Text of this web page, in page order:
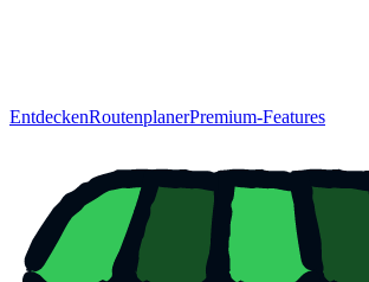
EntdeckenRoutenplanerPremium-Features